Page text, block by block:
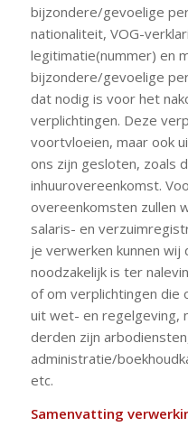
bijzondere/gevoelige
nationaliteit, VOG-
legitimatie(nummer) en
bijzondere/gevoelige
dat nodig is voor het
verplichtingen. Deze
voortvloeien, maar ook
ons zijn gesloten, zoals
inhuurovereenkomst.
overeenkomsten zullen
salaris- en
je verwerken kunnen
noodzakelijk is ter
of om verplichtingen die
uit wet- en regelgeving,
derden zijn
administratie/
etc.
Samenvatting